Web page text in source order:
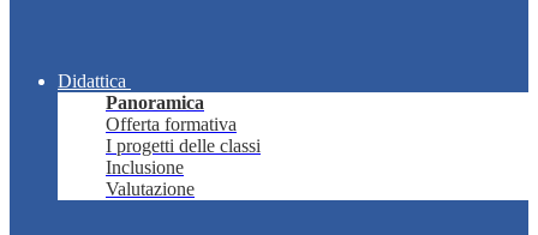
Didattica
Panoramica
Offerta formativa
I progetti delle classi
Inclusione
Valutazione